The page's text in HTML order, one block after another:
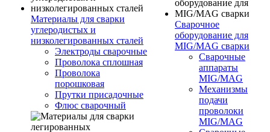
Материалы для сварки
углеродистых и
низколегированных сталей
Электроды сварочные
Проволока сплошная
Проволока
порошковая
Прутки присадочные
Флюс сварочный
Сварочное
оборудование для
MIG/MAG сварки
Сварочные
аппараты
MIG/MAG
Механизмы
подачи
проволоки
MIG/MAG